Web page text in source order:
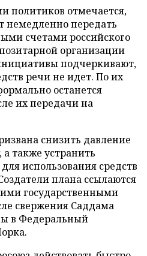
политиков отмечается,
немедленно передать
счетами российского
организации
подчеркивают,
речи не идет. По их
останется
их передачи на
снизить давление
также устранить
использования средств
плана ссылаются
государственными
свержения Саддама
в Федеральный